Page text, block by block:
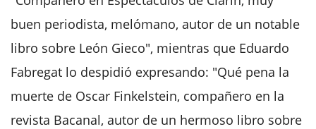
buen periodista, melómano, autor de un notable
libro sobre León Gieco", mientras que Eduardo
Fabregat lo despidió expresando: "Qué pena la
muerte de Oscar Finkelstein, compañero en la
revista Bacanal, autor de un hermoso libro sobre